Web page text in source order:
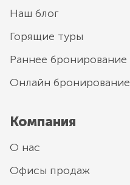
Наш блог
Горящие туры
Раннее бронирование
Онлайн бронирование
Компания
О нас
Офисы продаж